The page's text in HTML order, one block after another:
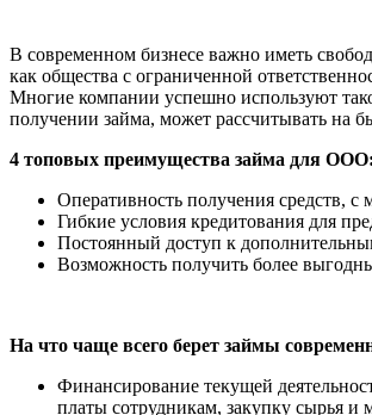
В современном бизнесе важно иметь
как общества с ограниченной
Многие компании успешно используют
получении займа, может рассчитывать на
4 топовых преимущества займа для ООО:
Оперативность получения средств,
Гибкие условия кредитования для
Постоянный доступ к
Возможность получить более
На что чаще всего берет займы
Финансирование текущей
платы сотрудникам, закупку сырья и